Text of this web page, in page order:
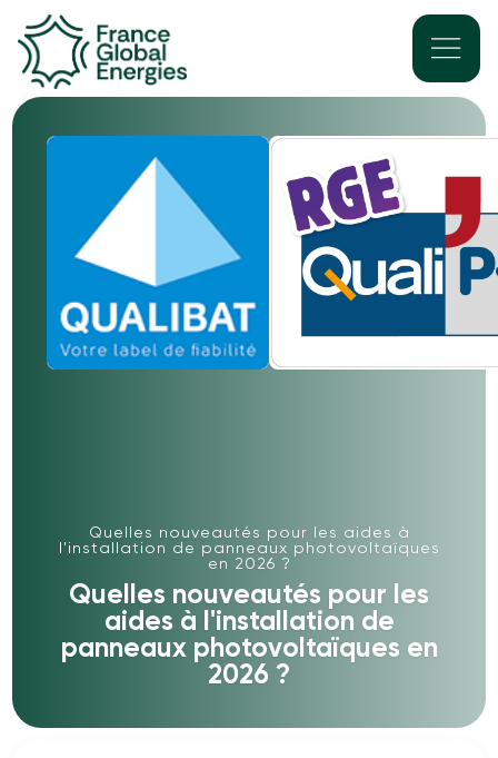
Quelles nouveautés pour les aides à
l'installation de panneaux photovoltaïques
en 2026 ?
Quelles nouveautés pour les
aides à l'installation de
panneaux photovoltaïques en
2026 ?